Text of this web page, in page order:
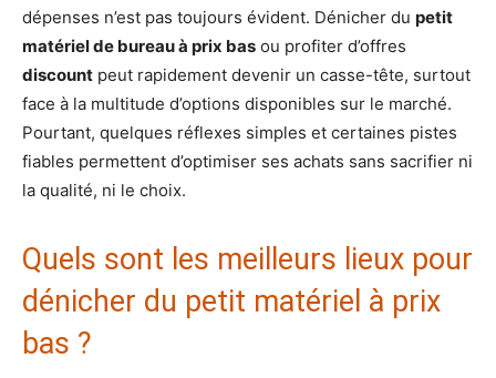
dépenses n’est pas toujours évident. Dénicher du petit
matériel de bureau à prix bas ou profiter d’offres
discount peut rapidement devenir un casse-tête, surtout
face à la multitude d’options disponibles sur le marché.
Pourtant, quelques réflexes simples et certaines pistes
fiables permettent d’optimiser ses achats sans sacrifier ni
la qualité, ni le choix.
Quels sont les meilleurs lieux pour
dénicher du petit matériel à prix
bas ?